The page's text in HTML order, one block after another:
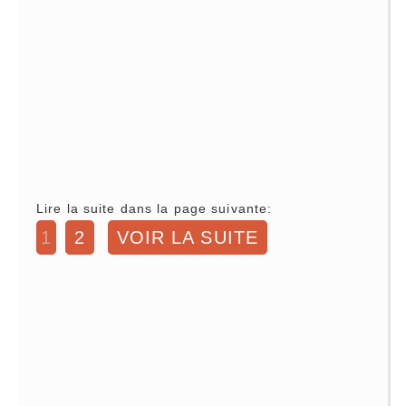
Lire la suite dans la page suivante:
1 2 VOIR LA SUITE